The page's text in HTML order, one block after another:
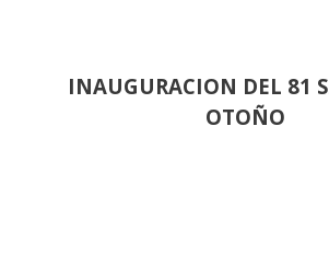
INAUGURACION DEL 81
OTOÑO